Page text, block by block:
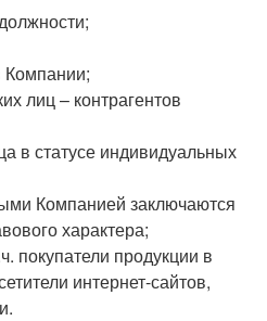
Компании;
лиц – контрагентов
в статусе индивидуальных
Компанией заключаются
характера;
покупатели продукции в
интернет-сайтов,